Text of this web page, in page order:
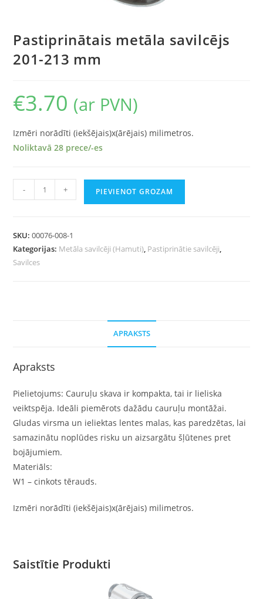
Pastiprinātais metāla savilcējs
201-213 mm
€3.70 (ar PVN)
Izmēri norādīti (iekšējais)x(ārējais) milimetros.
Noliktavā 28 prece/-es
- + PIEVIENOT GROZAM
SKU:00076-008-1
Kategorijas: Metāla savilcēji (Hamuti), Pastiprinātie savilcēji,
Savilces
APRAKSTS
Apraksts
Pielietojums: Cauruļu skava ir kompakta, tai ir lieliska
veiktspēja. Ideāli piemērots dažādu cauruļu montāžai.
Gludas virsma un ieliektas lentes malas, kas paredzētas, lai
samazinātu noplūdes risku un aizsargātu šļūtenes pret
bojājumiem.
Materiāls:
W1 – cinkots tērauds.
Izmēri norādīti (iekšējais)x(ārējais) milimetros.
Saistītie Produkti